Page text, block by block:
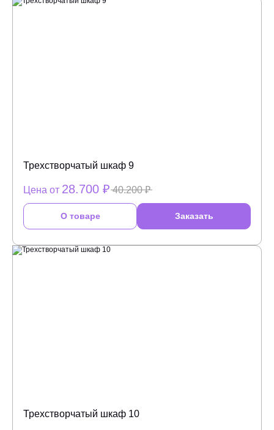
Трехстворчатый шкаф 9
Цена от 28.700 ₽ 40.200 ₽
О товаре Заказать
Трехстворчатый шкаф 10